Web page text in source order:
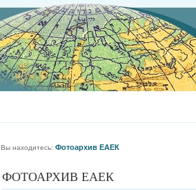
Вы находитесь: Фотоархив ЕАЕК
ФОТОАРХИВ ЕАЕК